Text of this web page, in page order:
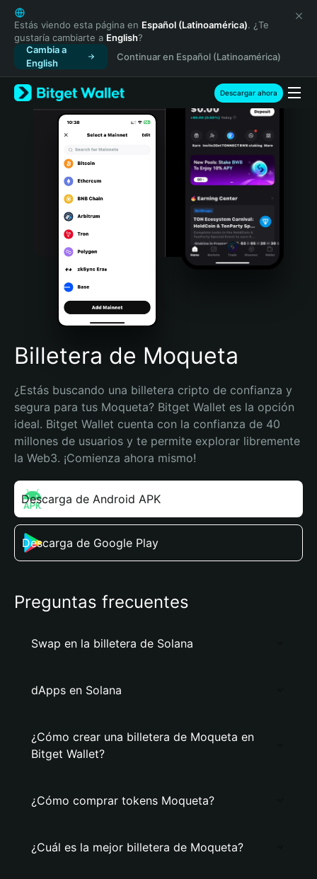
English
日本語
Tiếng Việt
Русский
Español (Latinoamérica)
Türkçe
Italiano
Português (Portugal)
Bahasa Indonesia
Português (Brasil)
Español (Argentina)
Estás viendo esta página en Español (Latinoamérica). ¿Te
gustaría cambiarte a English?
Cambia a
English
Continuar en Español (Latinoamérica)
Descargar ahora
Billetera de Moqueta
¿Estás buscando una billetera cripto de confianza y
segura para tus Moqueta? Bitget Wallet es la opción
ideal. Bitget Wallet cuenta con la confianza de 40
millones de usuarios y te permite explorar libremente
la Web3. ¡Comienza ahora mismo!
Descarga de Android APK
Descarga de Google Play
Preguntas frecuentes
Swap en la billetera de Solana
dApps en Solana
¿Cómo crear una billetera de Moqueta en
Bitget Wallet?
¿Cómo comprar tokens Moqueta?
¿Cuál es la mejor billetera de Moqueta?